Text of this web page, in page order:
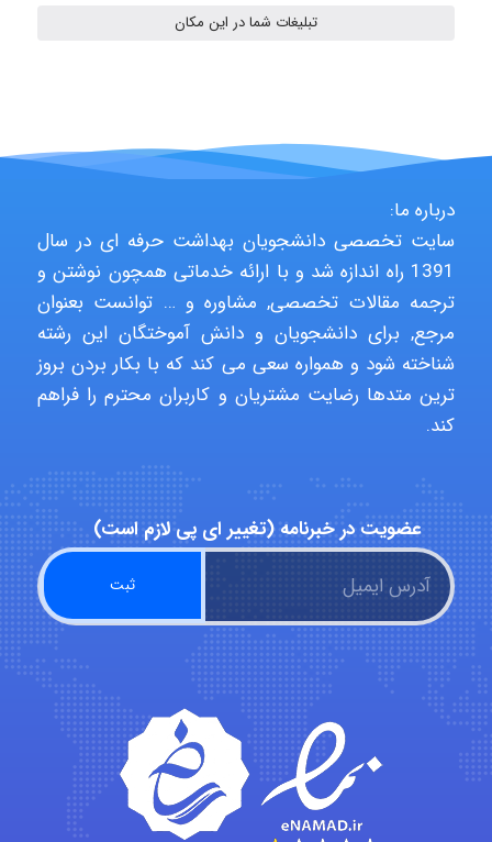
Arshiaaihsra
ABOALFZAL ZAREI
nima5534
Hasan haghparast
shbnm72
Minoo1375
Sara
تبلیغات شما در این مکان
درباره ما:
سایت تخصصی دانشجویان بهداشت حرفه ای در سال
1391 راه اندازه شد و با ارائه خدماتی همچون نوشتن و
ترجمه مقالات تخصصی, مشاوره و … توانست بعنوان
مرجع, برای دانشجویان و دانش آموختگان این رشته
شناخته شود و همواره سعی می کند که با بکار بردن بروز
ترین متدها رضایت مشتریان و کاربران محترم را فراهم
کند.
عضویت در خبرنامه (تغییر ای پی لازم است)